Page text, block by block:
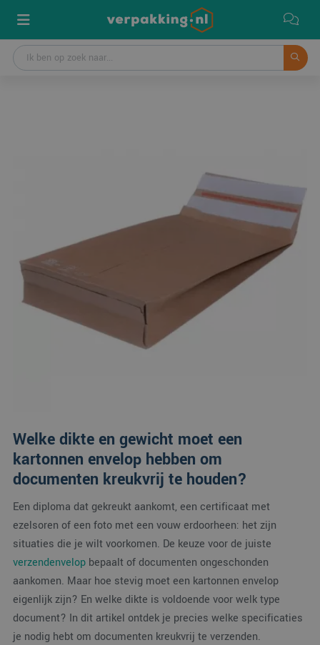
Welke dikte en gewicht moet een
kartonnen envelop hebben om
documenten kreukvrij te houden?
Een diploma dat gekreukt aankomt, een certificaat met
ezelsoren of een foto met een vouw erdoorheen: het zijn
situaties die je wilt voorkomen. De keuze voor de juiste
verzendenvelop bepaalt of documenten ongeschonden
aankomen. Maar hoe stevig moet een kartonnen envelop
eigenlijk zijn? En welke dikte is voldoende voor welk type
document? In dit artikel ontdek je precies welke specificaties
je nodig hebt om documenten kreukvrij te verzenden.